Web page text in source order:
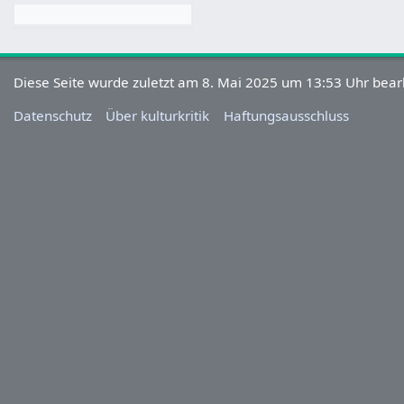
Diese Seite wurde zuletzt am 8. Mai 2025 um 13:53 Uhr
Datenschutz
Über kulturkritik Haftungsausschluss